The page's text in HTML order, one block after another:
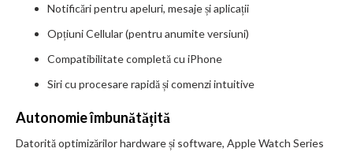
Notificări pentru apeluri, mesaje și aplicații
Opțiuni Cellular (pentru anumite versiuni)
Compatibilitate completă cu iPhone
Siri cu procesare rapidă și comenzi intuitive
Autonomie îmbunătățită
Datorită optimizărilor hardware și software, Apple Watch Series